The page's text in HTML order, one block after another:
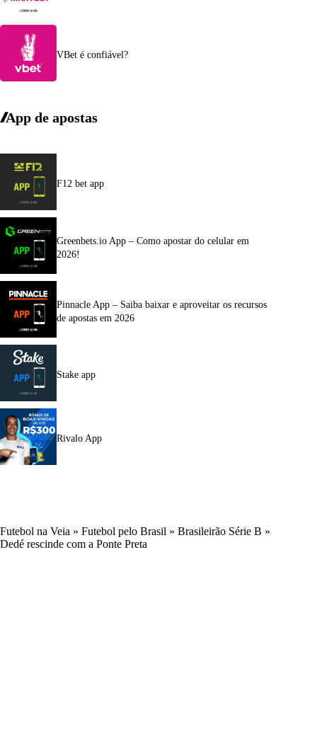
VBet é confiável?
App de apostas
F12 bet app
Greenbets.io App – Como apostar do celular em
2026!
Pinnacle App – Saiba baixar e aproveitar os recursos
de apostas em 2026
Stake app
Rivalo App
Futebol na Veia » Futebol pelo Brasil » Brasileirão Série B »
Dedé rescinde com a Ponte Preta